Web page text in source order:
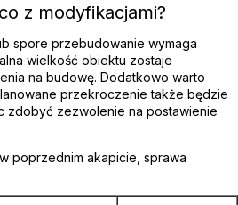
z modyfikacjami?
spore przebudowanie wymaga
wielkość obiektu zostaje
na budowę. Dodatkowo warto
przekroczenie także będzie
zdobyć zezwolenie na postawienie
poprzednim akapicie, sprawa